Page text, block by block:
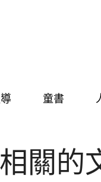
童書
關的